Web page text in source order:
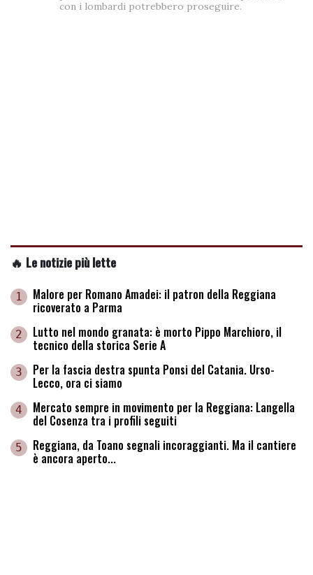
con i lombardi potrebbero proseguire.
🔥 Le notizie più lette
1 Malore per Romano Amadei: il patron della Reggiana
ricoverato a Parma
2 Lutto nel mondo granata: è morto Pippo Marchioro, il
tecnico della storica Serie A
3 Per la fascia destra spunta Ponsi del Catania. Urso-
Lecco, ora ci siamo
4 Mercato sempre in movimento per la Reggiana: Langella
del Cosenza tra i profili seguiti
5 Reggiana, da Toano segnali incoraggianti. Ma il cantiere
è ancora aperto...